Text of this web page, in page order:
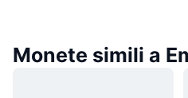
Monete simili a